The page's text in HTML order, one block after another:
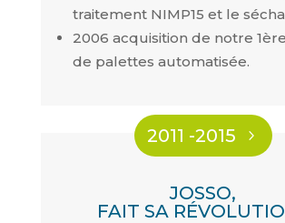
traitement NIMP15 et le
2006 acquisition de notre
de palettes automatisée.
2011 -2015
JOSSO,
FAIT SA